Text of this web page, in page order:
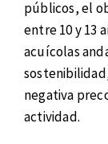
públicos, el
entre 10 y 13
acuícolas
negativa
actividad.